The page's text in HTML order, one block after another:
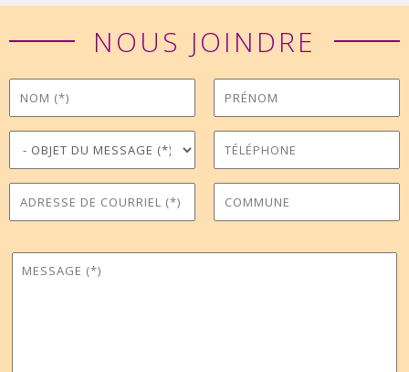
NOUS JOINDRE
Nom*
Prénom
Objet du message *
Téléphone
Adresse de courriel*
Commune
Message*